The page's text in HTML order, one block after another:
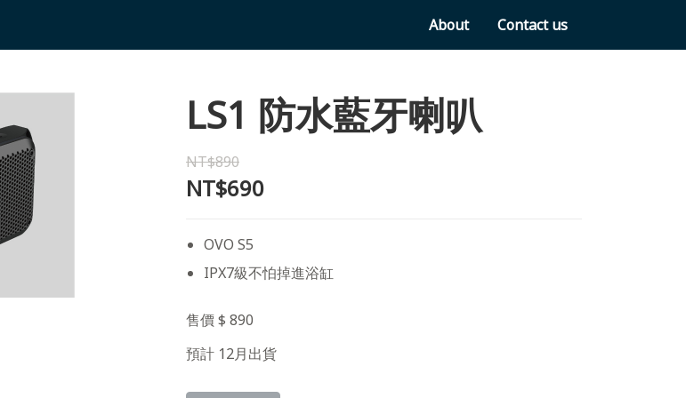
About Contact us
LS1 防水藍牙喇叭
NT$890
NT$690
OVO S5
IPX7級不怕掉進浴缸
售價 $ 890
預計 12月出貨